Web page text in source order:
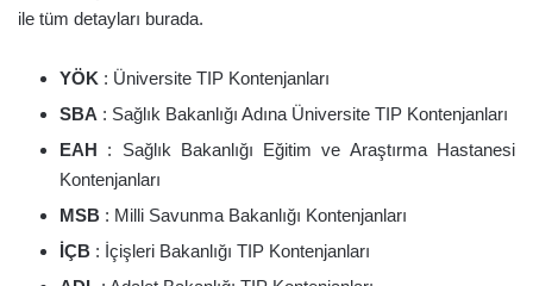
ile tüm detayları burada.
YÖK : Üniversite TIP Kontenjanları
SBA : Sağlık Bakanlığı Adına Üniversite TIP Kontenjanları
EAH : Sağlık Bakanlığı Eğitim ve Araştırma Hastanesi
Kontenjanları
MSB : Milli Savunma Bakanlığı Kontenjanları
İÇB : İçişleri Bakanlığı TIP Kontenjanları